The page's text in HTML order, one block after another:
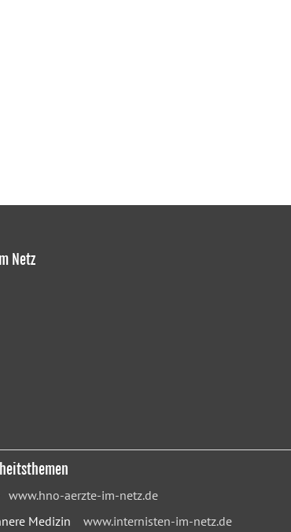
Netz
www.hno-aerzte-im-netz.de
Medizin www.internisten-im-netz.de